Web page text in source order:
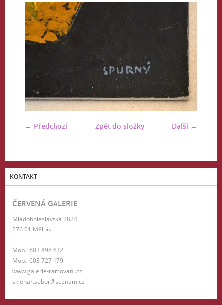
← Předchozí Další →
Zpět do složky
KONTAKT
ČERVENÁ GALERIE
Mladoboleslavská 2824
276 01 Mělník
Mob.: 603 498 632
Mob.: 603 727 179
www.galerie-ramovani.cz
sklenar.sebor@seznam.cz